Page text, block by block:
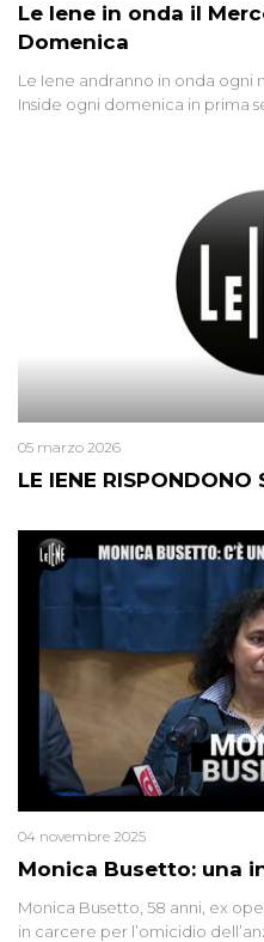
Le Iene in onda il
Domenica
Le Iene andranno in onda ogni
Inside ogni domenica in prima
LE IENE RISPONDONO
05 marzo 2026
Monica Busetto: una
04 novembre 2025
Monica Busetto, 58 anni, ex
in carcere per l’omicidio